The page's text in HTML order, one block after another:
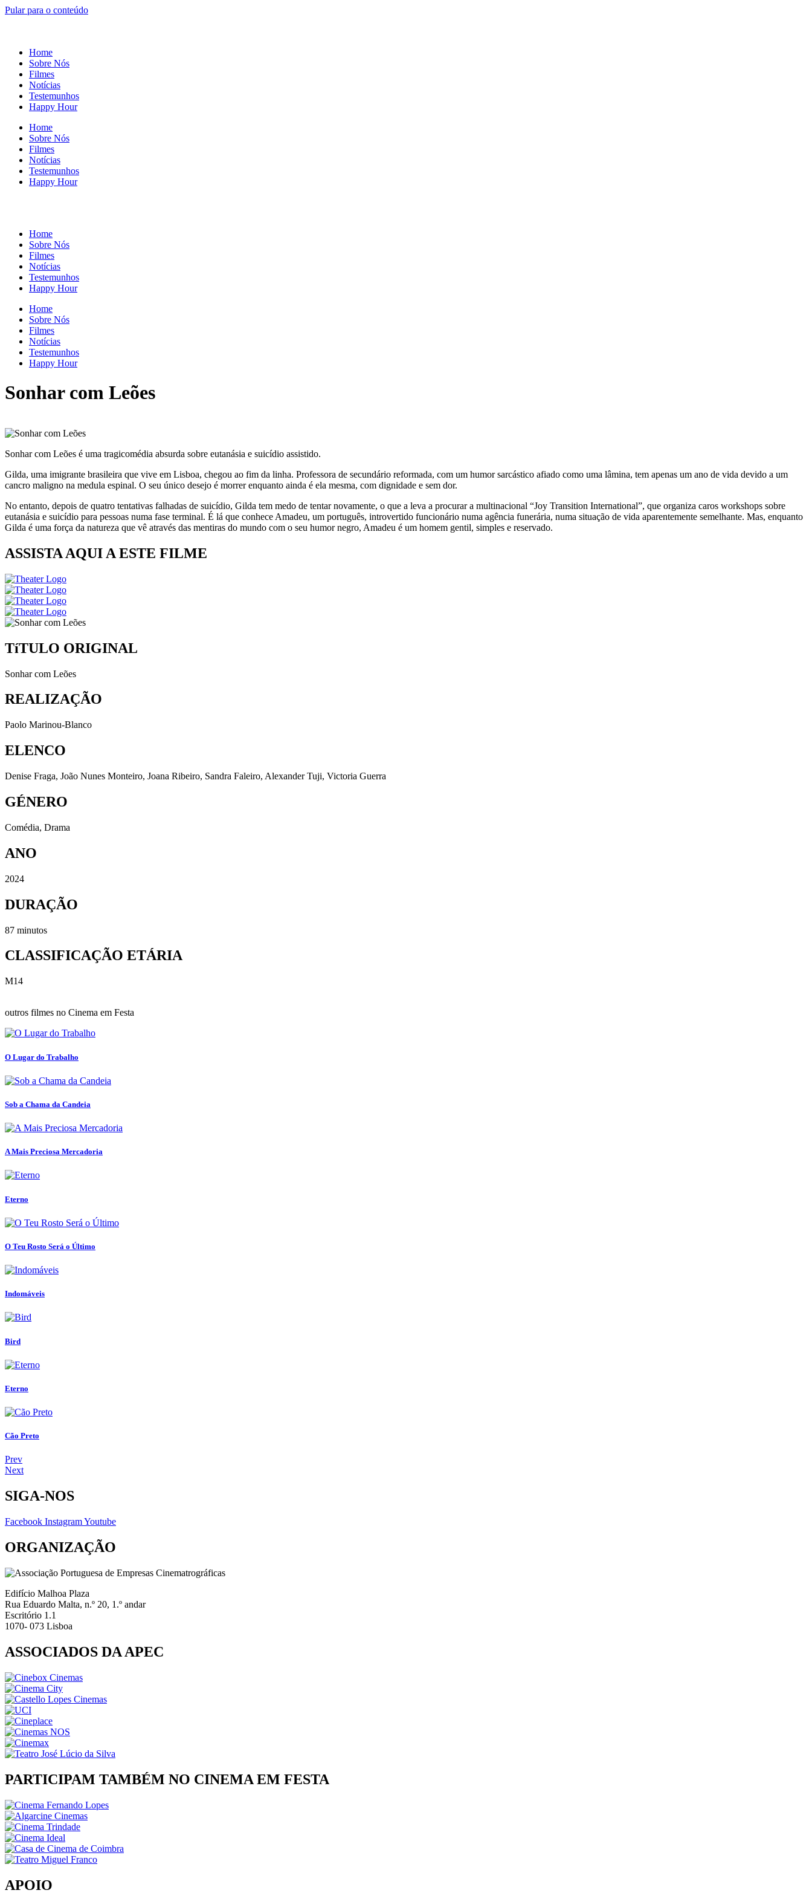
Pular para o conteúdo
Home
Sobre Nós
Filmes
Notícias
Testemunhos
Happy Hour
Home
Sobre Nós
Filmes
Notícias
Testemunhos
Happy Hour
Home
Sobre Nós
Filmes
Notícias
Testemunhos
Happy Hour
Home
Sobre Nós
Filmes
Notícias
Testemunhos
Happy Hour
Sonhar com Leões
Sonhar com Leões é uma tragicomédia absurda sobre eutanásia e suicídio assistido.
Gilda, uma imigrante brasileira que vive em Lisboa, chegou ao fim da linha. Professora de secundário reformada, com um humor sarcástico afiado como uma lâmina, tem apenas um ano de vida devido a um
cancro maligno na medula espinal. O seu único desejo é morrer enquanto ainda é ela mesma, com dignidade e sem dor.
No entanto, depois de quatro tentativas falhadas de suicídio, Gilda tem medo de tentar novamente, o que a leva a procurar a multinacional “Joy Transition International”, que organiza caros workshops sobre
eutanásia e suicídio para pessoas numa fase terminal. É lá que conhece Amadeu, um português, introvertido funcionário numa agência funerária, numa situação de vida aparentemente semelhante. Mas, enquanto
Gilda é uma força da natureza que vê através das mentiras do mundo com o seu humor negro, Amadeu é um homem gentil, simples e reservado.
ASSISTA AQUI A ESTE FILME
TíTULO ORIGINAL
Sonhar com Leões
REALIZAÇÃO
Paolo Marinou-Blanco
ELENCO
Denise Fraga, João Nunes Monteiro, Joana Ribeiro, Sandra Faleiro, Alexander Tuji, Victoria Guerra
GÉNERO
Comédia, Drama
ANO
2024
DURAÇÃO
87 minutos
CLASSIFICAÇÃO ETÁRIA
M14
outros filmes no Cinema em Festa
O Lugar do Trabalho
Sob a Chama da Candeia
A Mais Preciosa Mercadoria
Eterno
O Teu Rosto Será o Último
Indomáveis
Bird
Eterno
Cão Preto
Prev
Next
SIGA-NOS
Facebook InstagramYoutube
ORGANIZAÇÃO
Edifício Malhoa Plaza
Rua Eduardo Malta, n.º 20, 1.º andar
Escritório 1.1
1070- 073 Lisboa
ASSOCIADOS DA APEC
PARTICIPAM TAMBÉM NO CINEMA EM FESTA
APOIO